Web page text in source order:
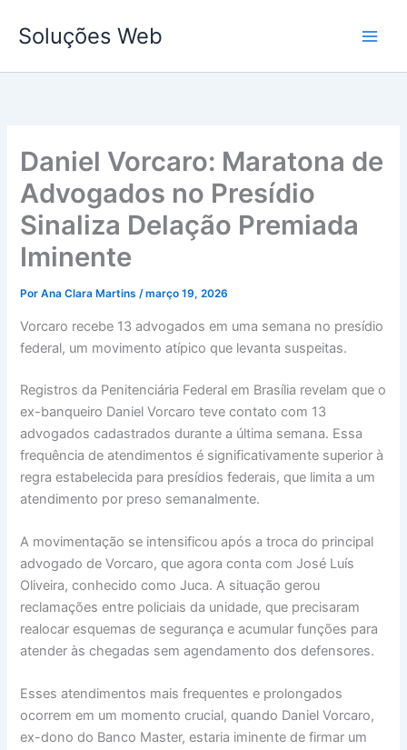
para
conteúdo
Soluções Web
Daniel Vorcaro: Maratona de
Advogados no Presídio
Sinaliza Delação Premiada
Iminente
PorAna Clara Martins/março 19, 2026
Vorcaro recebe 13 advogados em uma semana no presídio
federal, um movimento atípico que levanta suspeitas.
Registros da Penitenciária Federal em Brasília revelam que o
ex-banqueiro Daniel Vorcaro teve contato com 13
advogados cadastrados durante a última semana. Essa
frequência de atendimentos é significativamente superior à
regra estabelecida para presídios federais, que limita a um
atendimento por preso semanalmente.
A movimentação se intensificou após a troca do principal
advogado de Vorcaro, que agora conta com José Luís
Oliveira, conhecido como Juca. A situação gerou
reclamações entre policiais da unidade, que precisaram
realocar esquemas de segurança e acumular funções para
atender às chegadas sem agendamento dos defensores.
Esses atendimentos mais frequentes e prolongados
ocorrem em um momento crucial, quando Daniel Vorcaro,
ex-dono do Banco Master, estaria iminente de firmar um